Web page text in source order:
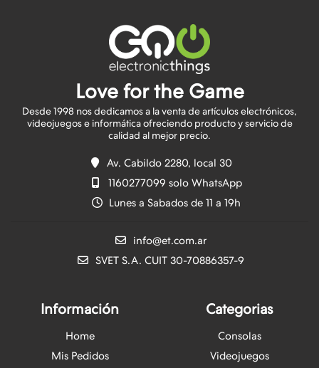
Love for the Game
Desde 1998 nos dedicamos a la venta de artículos electrónicos,
videojuegos e informática ofreciendo producto y servicio de
Av. Cabildo 2280, local 30
1160277099 solo WhatsApp
Lunes a Sabados de 11 a 19h
info@et.com.ar
SVET S.A. CUIT 30-70886357-9
Información
Home
Mis Pedidos
Categorias
Consolas
Videojuegos